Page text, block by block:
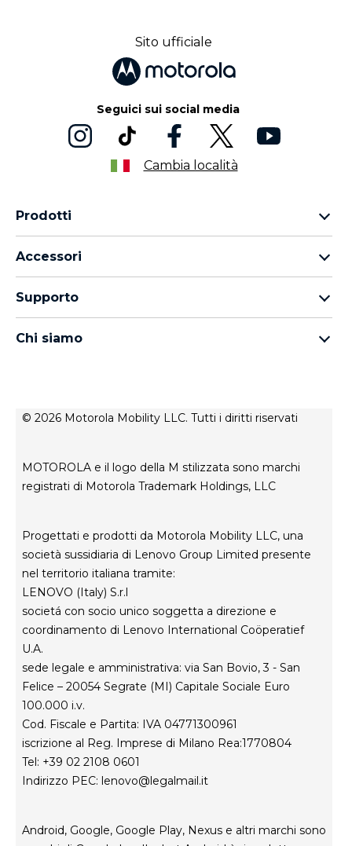
Sito ufficiale
Seguici sui social media
Cambia località
Prodotti
Famiglia moto g
thinkphone by motorola
Accessori
moto tag
Supporto
Stato di riparazione
Chi siamo
Condizioni di vendita
Innovazione
© 2026 Motorola Mobility LLC. Tutti i diritti riservati
MOTOROLA e il logo della M stilizzata sono marchi
registrati di Motorola Trademark Holdings, LLC
Progettati e prodotti da Motorola Mobility LLC, una
società sussidiaria di Lenovo Group Limited presente
nel territorio italiana tramite:
LENOVO (Italy) S.r.l
societá con socio unico soggetta a direzione e
coordinamento di Lenovo International Coöperatief
U.A.
sede legale e amministrativa: via San Bovio, 3 - San
Felice – 20054 Segrate (MI) Capitale Sociale Euro
100.000 i.v.
Cod. Fiscale e Partita: IVA 04771300961
iscrizione al Reg. Imprese di Milano Rea:1770804
Tel: +39 02 2108 0601
Indirizzo PEC: lenovo@legalmail.it
Android, Google, Google Play, Nexus e altri marchi sono